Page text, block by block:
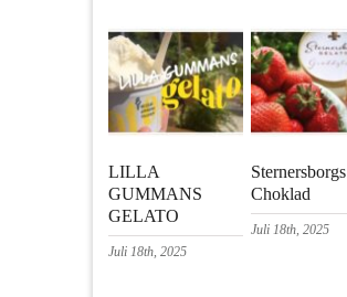
LILLA
GUMMANS
GELATO
Juli 18th, 2025
Sternersborgs
Choklad
Juli 18th, 2025